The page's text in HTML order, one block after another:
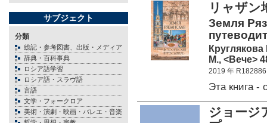
サブジェクト
分類
総記・参考図書、出版・メディア
辞典・百科事典
ロシア語学習
ロシア語・スラヴ語
言語
文学・フォークロア
美術・演劇・映画・バレエ・音楽
リャザ
Земля
М., <Вече>
2019 年 R182886
Эта книга -
ジョー